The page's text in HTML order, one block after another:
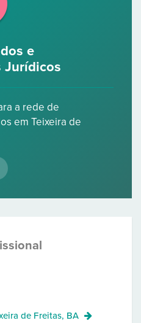
e
Jurídicos
a rede de
em Teixeira de
de Freitas, BA